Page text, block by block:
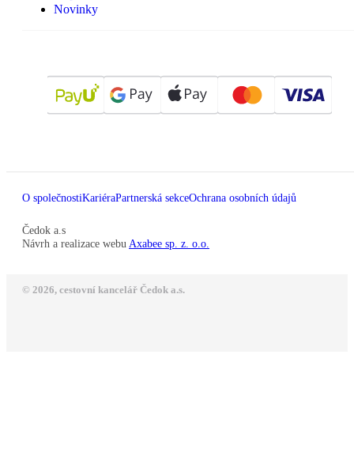
Novinky
O společnostiKariéraPartnerská sekceOchrana osobních údajů
Čedok a.s
Návrh a realizace webu Axabee sp. z. o.o.
© 2026, cestovní kancelář Čedok a.s.